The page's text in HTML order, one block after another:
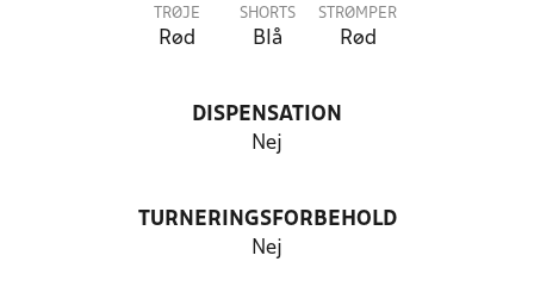
TRØJE
Rød
SHORTS
Blå
STRØMPER
Rød
DISPENSATION
Nej
TURNERINGSFORBEHOLD
Nej